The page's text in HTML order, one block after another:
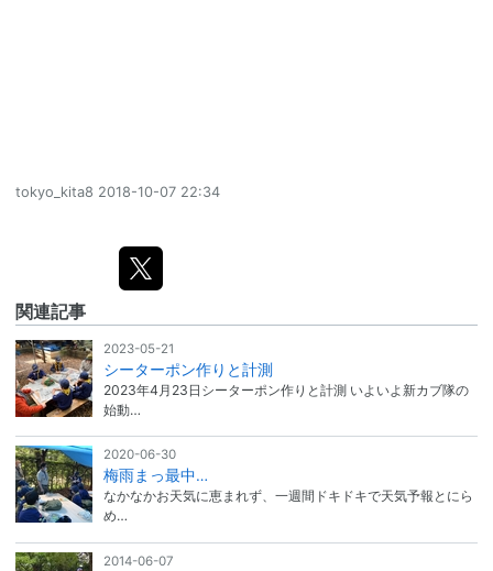
tokyo_kita8 2018-10-07 22:34
関連記事
2023-05-21
シーターポン作りと計測
2023年4月23日シーターポン作りと計測 いよいよ新カブ隊の
始動…
2020-06-30
梅雨まっ最中…
なかなかお天気に恵まれず、一週間ドキドキで天気予報とにら
め…
2014-06-07